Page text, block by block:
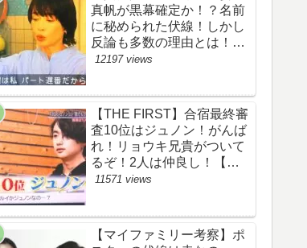
真帆が黒幕確定か！？名前
に秘められた伏線！しかし
反論も多数の理由とは！
【ネット・ツイッターの考
幕伏線まとめ】
12197 views
【THE FIRST】合宿最終審
査10位はジュノン！がんば
れ！リョウキ兄貴がついて
るぞ！2人は仲良し！【ザ
ファースト・ネット・ツイ
リ・BE:FIRST・ビーファ
ースト・JUNON・
11571 views
【マイファミリー考察】ポ